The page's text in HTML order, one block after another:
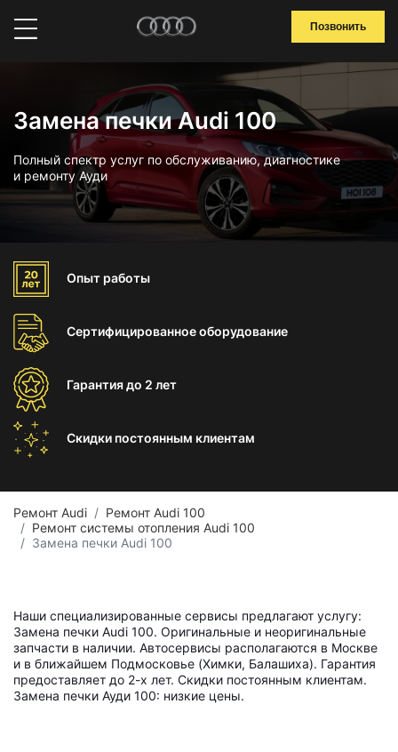
Позвонить
Замена печки Audi 100
Полный спектр услуг по обслуживанию, диагностике
и ремонту Ауди
Опыт работы
Сертифицированноеоборудование
Гарантиядо 2 лет
Скидки постоянным клиентам
Ремонт Audi
Ремонт Audi 100
Ремонт системы отопления Audi 100
Замена печки Audi 100
Наши специализированные сервисы предлагают услугу:
Замена печки Audi 100. Оригинальные и неоригинальные
запчасти в наличии. Автосервисы располагаются в Москве
и в ближайшем Подмосковье (Химки, Балашиха). Гарантия
предоставляет до 2-х лет. Скидки постоянным клиентам.
Замена печки Ауди 100: низкие цены.